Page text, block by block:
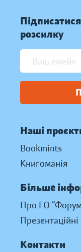
розсилку
Наші
Bookmints
Книгоманія
Більше
Про ГО “Форум
Контакти